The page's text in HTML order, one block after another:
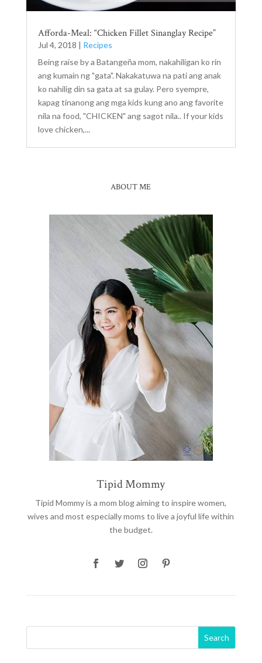
Afforda-Meal: “Chicken Fillet Sinanglay Recipe”
Jul 4, 2018 | Recipes
Being raise by a Batangeña mom, nakahiligan ko rin
ang kumain ng "gata". Nakakatuwa na pati ang anak
ko nahilig din sa gata at sa gulay. Pero syempre,
kapag tinanong ang mga kids kung ano ang favorite
nila na food, "CHICKEN" ang sagot nila.. If your kids
love chicken,...
ABOUT ME
Tipid Mommy
Tipid Mommyis a mom blog aiming to inspire women,
wives and most especially moms to live a joyful life within
the budget.